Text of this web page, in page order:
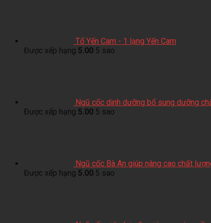
Tổ Yến Cam - 1 lạng Yến Cam
Được xếp hạng 5.00 5 sao
Ngũ cốc dinh dưỡng bổ sung dưỡng
Được xếp hạng 5.00 5 sao
Ngũ cốc Bà An giúp nâng cao chất
Được xếp hạng 5.00 5 sao